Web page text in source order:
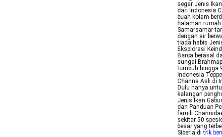
segar Jenis
dari Indonesia
buah kolam
halaman rumah
Samarsamar
dengan air
tiada habis
Eksplorasi
Barca berasal
sungai
tumbuh hingga
Indonesia
Channa Asli di
Dulu hanya
kalangan
Jenis Ikan
dan Panduan
famili
sekitar 50
besar yang
Siberia ditrik